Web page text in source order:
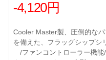
-4,120円
Cooler Master製、圧倒的な
を備えた、フラッグシップシ
/ファンコントローラー機能